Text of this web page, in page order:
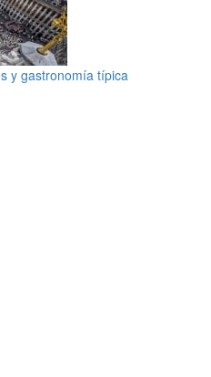
y gastronomía típica